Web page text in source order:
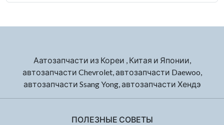
Аатозапчасти из Кореи , Китая и Японии,
автозапчасти Chevrolet, автозапчасти Daewoo,
автозапчасти Ssang Yong, автозапчасти Хендэ
ПОЛЕЗНЫЕ СОВЕТЫ